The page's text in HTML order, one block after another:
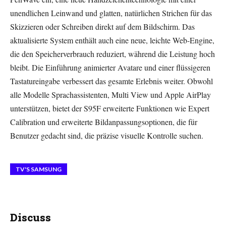
unendlichen Leinwand und glatten, natürlichen Strichen für das
Skizzieren oder Schreiben direkt auf dem Bildschirm. Das
aktualisierte System enthält auch eine neue, leichte Web-Engine,
die den Speicherverbrauch reduziert, während die Leistung hoch
bleibt. Die Einführung animierter Avatare und einer flüssigeren
Tastatureingabe verbessert das gesamte Erlebnis weiter. Obwohl
alle Modelle Sprachassistenten, Multi View und Apple AirPlay
unterstützen, bietet der S95F erweiterte Funktionen wie Expert
Calibration und erweiterte Bildanpassungsoptionen, die für
Benutzer gedacht sind, die präzise visuelle Kontrolle suchen.
TV'S SAMSUNG
Discuss